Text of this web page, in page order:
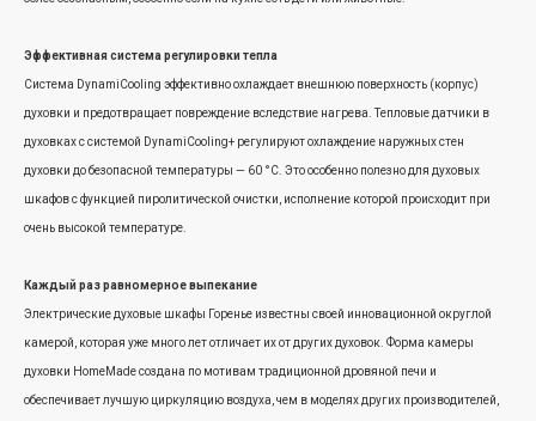
Эффективная система регулировки тепла
Система DynamiCooling эффективно охлаждает внешнюю поверхность (корпус)
духовки и предотвращает повреждение вследствие нагрева. Тепловые датчики в
духовках с системой DynamiCooling+ регулируют охлаждение наружных стен
духовки до безопасной температуры — 60 °C. Это особенно полезно для духовых
шкафов с функцией пиролитической очистки, исполнение которой происходит при
очень высокой температуре.
Каждый раз равномерное выпекание
Электрические духовые шкафы Горенье известны своей инновационной округлой
камерой, которая уже много лет отличает их от других духовок. Форма камеры
духовки HomeMade создана по мотивам традиционной дровяной печи и
обеспечивает лучшую циркуляцию воздуха, чем в моделях других производителей,